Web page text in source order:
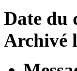
Date du
Archivé